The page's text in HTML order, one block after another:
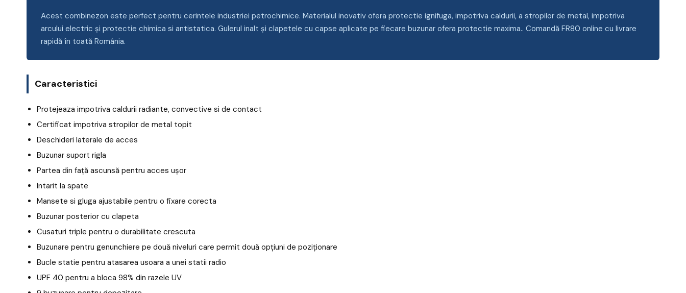
Acest combinezon este perfect pentru cerintele industriei petrochimice. Materialul inovativ ofera protectie ignifuga, impotriva caldurii, a stropilor de metal, impotriva
arcului electric şi protectie chimica si antistatica. Gulerul inalt şi clapetele cu capse aplicate pe fiecare buzunar ofera protectie maxima.. Comandă FR80 online cu livrare
rapidă în toată România.
Caracteristici
Protejeaza impotriva caldurii radiante, convective si de contact
Certificat impotriva stropilor de metal topit
Deschideri laterale de acces
Buzunar suport rigla
Partea din față ascunsă pentru acces ușor
Intarit la spate
Mansete si gluga ajustabile pentru o fixare corecta
Buzunar posterior cu clapeta
Cusaturi triple pentru o durabilitate crescuta
Buzunare pentru genunchiere pe două niveluri care permit două opțiuni de poziționare
Bucle statie pentru atasarea usoara a unei statii radio
UPF 40 pentru a bloca 98% din razele UV